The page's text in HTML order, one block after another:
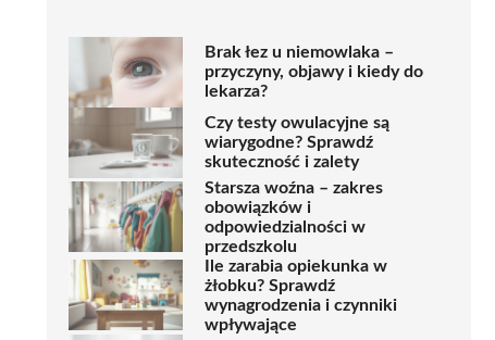
Brak łez u niemowlaka –
przyczyny, objawy i kiedy do
lekarza?
Czy testy owulacyjne są
wiarygodne? Sprawdź
skuteczność i zalety
Starsza woźna – zakres
obowiązków i
odpowiedzialności w
przedszkolu
Ile zarabia opiekunka w
żłobku? Sprawdź
wynagrodzenia i czynniki
wpływające